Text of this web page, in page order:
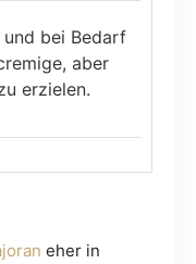
bei Bedarf
aber
erzielen.
eher in